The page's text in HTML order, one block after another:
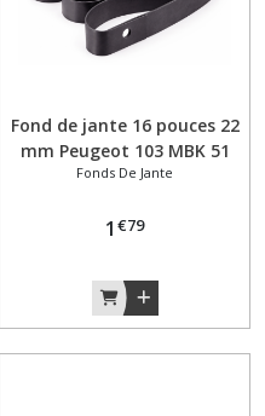
Fond de jante 16 pouces 22
mm Peugeot 103 MBK 51
Ciao Mobylette
Fonds De Jante
1 €79